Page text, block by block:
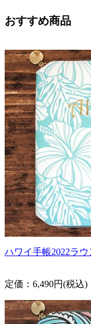
おすすめ商品
ハワイ手帳2022ラウ
定価：6,490円(税込)